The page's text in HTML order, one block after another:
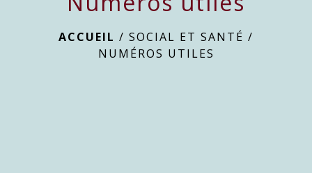
ACCUEIL / SOCIAL ET SANTÉ /
NUMÉROS UTILES